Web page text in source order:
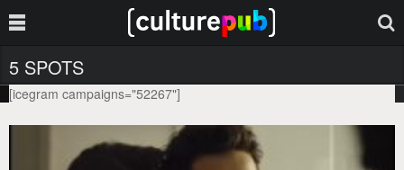
5 SPOTS
[icegram campaigns="52267"]